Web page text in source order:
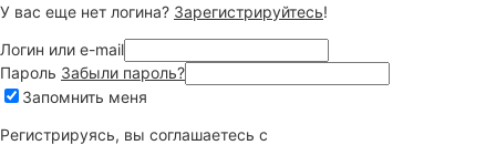
У вас еще нет логина? Зарегистрируйтесь!
Логин или e-mail
Пароль Забыли пароль?
Запомнить меня
Регистрируясь, вы соглашаетесь c